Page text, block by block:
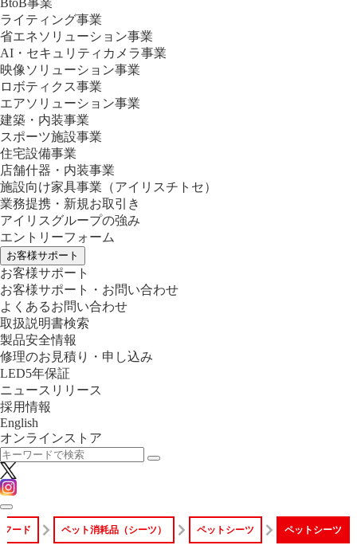
BtoB事業
ライティング事業
省エネソリューション事業
AI・セキュリティカメラ事業
映像ソリューション事業
ロボティクス事業
エアソリューション事業
建築・内装事業
スポーツ施設事業
住宅設備事業
店舗什器・内装事業
施設向け家具事業 （アイリスチトセ）
業務提携・新規お取引き
アイリスグループの強み
エントリーフォーム
お客様サポート
お客様サポート
お客様サポート・お問い合わせ
よくあるお問い合わせ
取扱説明書検索
製品安全情報
修理のお見積り・申し込み
LED5年保証
ニュースリリース
採用情報
English
オンラインストア
ード ペット消耗品（シーツ） ペットシーツ ペットシーツ